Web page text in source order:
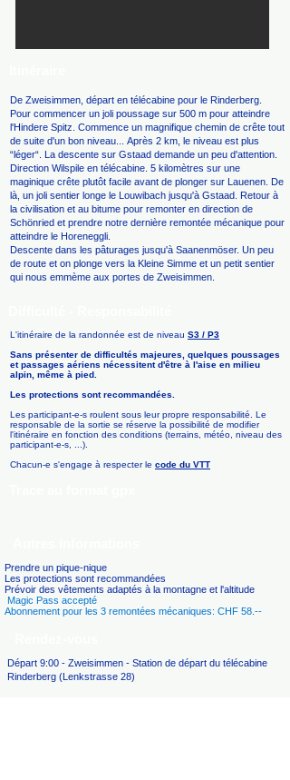
De Zweisimmen, départ en télécabine pour le Rinderberg.
Pour commencer un joli poussage sur 500 m pour atteindre
l'Hindere Spitz. Commence un magnifique chemin de crête tout
de suite d'un bon niveau... Après 2 km, le niveau est plus
“léger“. La descente sur Gstaad demande un peu d'attention.
Direction Wilspile en télécabine. 5 kilomètres sur une
maginique crête plutôt facile avant de plonger sur Lauenen. De
là, un joli sentier longe le Louwibach jusqu'à Gstaad. Retour à
la civilisation et au bitume pour remonter en direction de
Schönried et prendre notre dernière remontée mécanique pour
atteindre le Horeneggli.
Descente dans les pâturages jusqu'à Saanenmöser. Un peu
de route et on plonge vers la Kleine Simme et un petit sentier
qui nous emmème aux portes de Zweisimmen.
L'itinéraire de la randonnée est de niveau S3 / P3
Sans présenter de difficultés majeures, quelques poussages
et passages aériens nécessitent d'être à l'aise en milieu
alpin, même à pied.
Les protections sont recommandées.
Les participant-e-s roulent sous leur propre responsabilité. Le
responsable de la sortie se réserve la possibilité de modifier
l'itinéraire en fonction des conditions (terrains, météo, niveau des
participant-e-s, ...).
Chacun-e s'engage à respecter le code du VTT
Prendre un pique-nique
Les protections sont recommandées
Prévoir des vêtements adaptés à la montagne et l'altitude
Magic Pass accepté
Abonnement pour les 3 remontées mécaniques: CHF 58.--
Départ 9:00 - Zweisimmen - Station de départ du télécabine
Rinderberg (Lenkstrasse 28)